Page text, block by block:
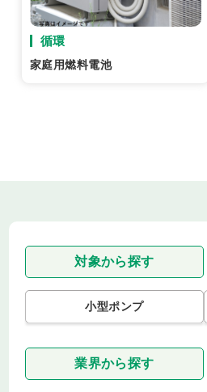
循環
家庭用燃料電池
対象から探す
小型ポンプ
業界から探す